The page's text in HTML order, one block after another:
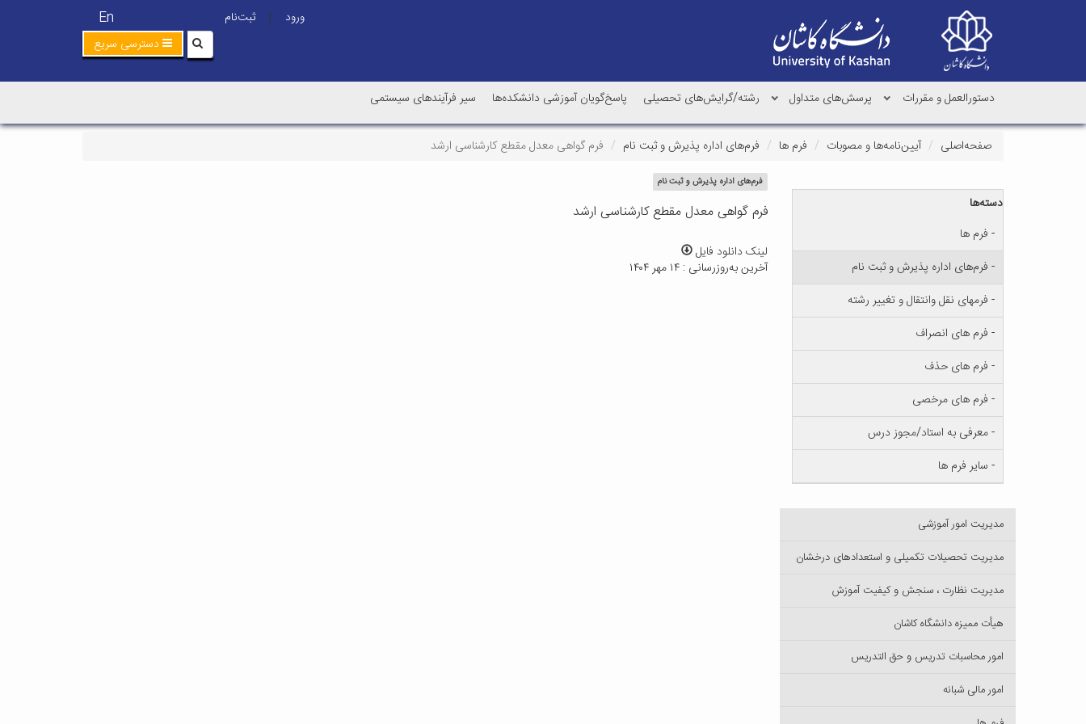
En ورود |
ثبت‌نام
دسترسی سریع
دستورالعمل و مقررات پرسش‌های متداول رشته‌/گرایش‌های تحصیلی پاسخ‌گویان آموزشی دانشکده‌ها سیر فرآیندهای سیستمی
صفحه‌اصلی آیین‌نامه‌ها و مصوبات فرم ها فرم‌های اداره پذیرش و ثبت نام فرم گواهی معدل مقطع کارشناسی ارشد
فرم‌های اداره پذیرش و ثبت نام
فرم گواهی معدل مقطع کارشناسی ارشد
لینک دانلود فایل
آخرین به‌روزرسانی : ۱۴ مهر ۱۴۰۴
دسته‌ها
- فرم ها
- فرم‌های اداره پذیرش و ثبت نام
- فرمهای نقل وانتقال و تغییر رشته
- فرم های انصراف
- فرم های حذف
- فرم های مرخصی
- معرفی به استاد/مجوز درس
- سایر فرم ها
مدیریت امور آموزشی
مدیریت تحصیلات تکمیلی و استعدادهای درخشان
مدیریت نظارت ، سنجش و کیفیت آموزش
هیأت ممیزه دانشگاه کاشان
امور محاسبات تدریس و حق التدریس
امور مالی شبانه